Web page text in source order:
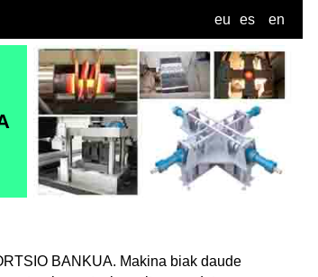
eu es en
BANKUA. Makina biak daude